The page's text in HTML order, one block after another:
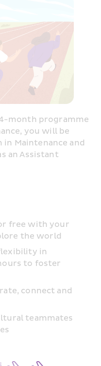
month programme
you will be
in Maintenance and
an Assistant
free with your
the world
in
to foster
connect and
teammates